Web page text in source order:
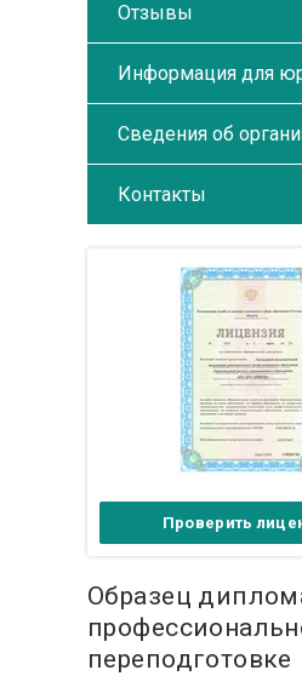
Отзывы
Информация для
Сведения об
Контакты
Проверить
Образец
переподготовке